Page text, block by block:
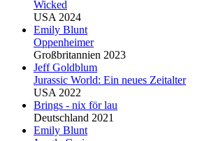
Wicked
USA 2024
Emily Blunt
Oppenheimer
Großbritannien 2023
Jeff Goldblum
Jurassic World: Ein neues Zeitalter
USA 2022
Brings - nix för lau
Deutschland 2021
Emily Blunt